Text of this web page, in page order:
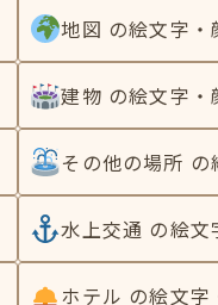
地図 の絵文字・
建物 の絵文字・
その他の場所
水上交通 の絵文
ホテル の絵文字